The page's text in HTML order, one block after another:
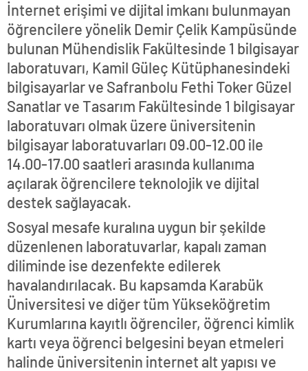
İnternet erişimi ve dijital imkanı bulunmayan
öğrencilere yönelik Demir Çelik Kampüsünde
bulunan Mühendislik Fakültesinde 1 bilgisayar
laboratuvarı, Kamil Güleç Kütüphanesindeki
bilgisayarlar ve Safranbolu Fethi Toker Güzel
Sanatlar ve Tasarım Fakültesinde 1 bilgisayar
laboratuvarı olmak üzere üniversitenin
bilgisayar laboratuvarları 09.00-12.00 ile
14.00-17.00 saatleri arasında kullanıma
açılarak öğrencilere teknolojik ve dijital
destek sağlayacak.
Sosyal mesafe kuralına uygun bir şekilde
düzenlenen laboratuvarlar, kapalı zaman
diliminde ise dezenfekte edilerek
havalandırılacak. Bu kapsamda Karabük
Üniversitesi ve diğer tüm Yükseköğretim
Kurumlarına kayıtlı öğrenciler, öğrenci kimlik
kartı veya öğrenci belgesini beyan etmeleri
halinde üniversitenin internet alt yapısı ve